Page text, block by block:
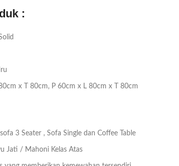
:
x T 80cm, P 60cm x L 80cm x T 80cm
3 Seater , Sofa Single dan Coffee Table
Jati / Mahoni Kelas Atas